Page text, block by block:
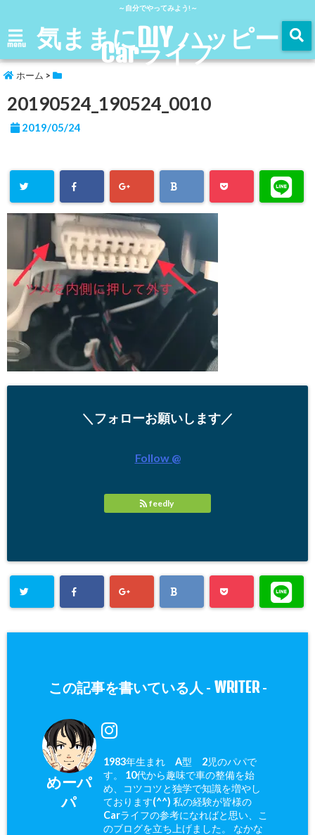
～自分でやってみよう!～
menu 気ままにDIY ハッピー
Carライフ
ホーム >
20190524_190524_0010
2019/05/24
＼フォローお願いします／
Follow @
feedly
この記事を書いている人 - WRITER-
めーパ
パ
1983年生まれ A型 2児のパパで
す。 10代から趣味で車の整備を始
め、コツコツと独学で知識を増やし
ております(^^) 私の経験が皆様の
Carライフの参考になればと思い、こ
のブログを立ち上げました。 なかな